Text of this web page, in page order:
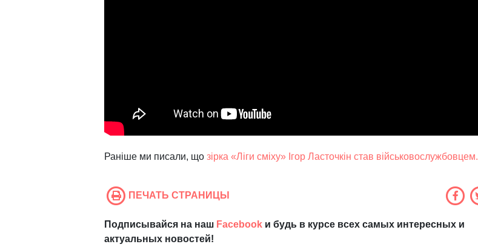
Раніше ми писали, що зірка «Ліги сміху» Ігор Ласточкін став військовослужбовцем.
ПЕЧАТЬ СТРАНИЦЫ
Подписывайся на наш Facebook и будь в курсе всех самых интересных и
актуальных новостей!